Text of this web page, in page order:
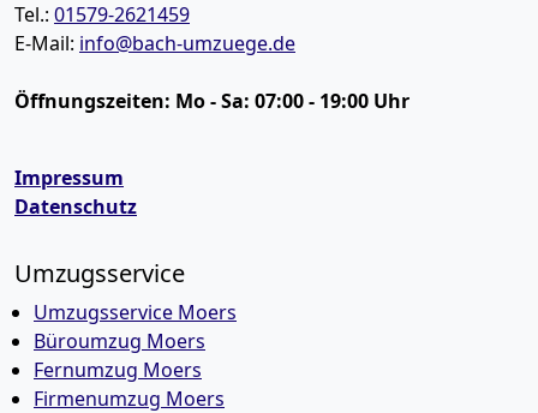
Tel.: 01579-2621459
E-Mail: info@bach-umzuege.de
Öffnungszeiten: Mo - Sa: 07:00 - 19:00 Uhr
Impressum
Datenschutz
Umzugsservice
Umzugsservice Moers
Büroumzug Moers
Fernumzug Moers
Firmenumzug Moers